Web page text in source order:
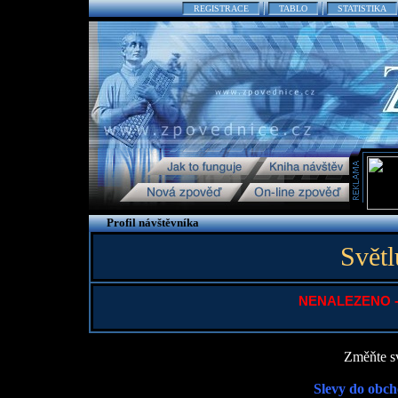
REGISTRACE TABLO STATISTIKA
Profil návštěvníka
NENALEZENO
Změňte
Slevy do